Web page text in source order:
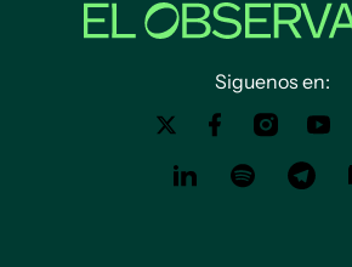
Siguenos en: